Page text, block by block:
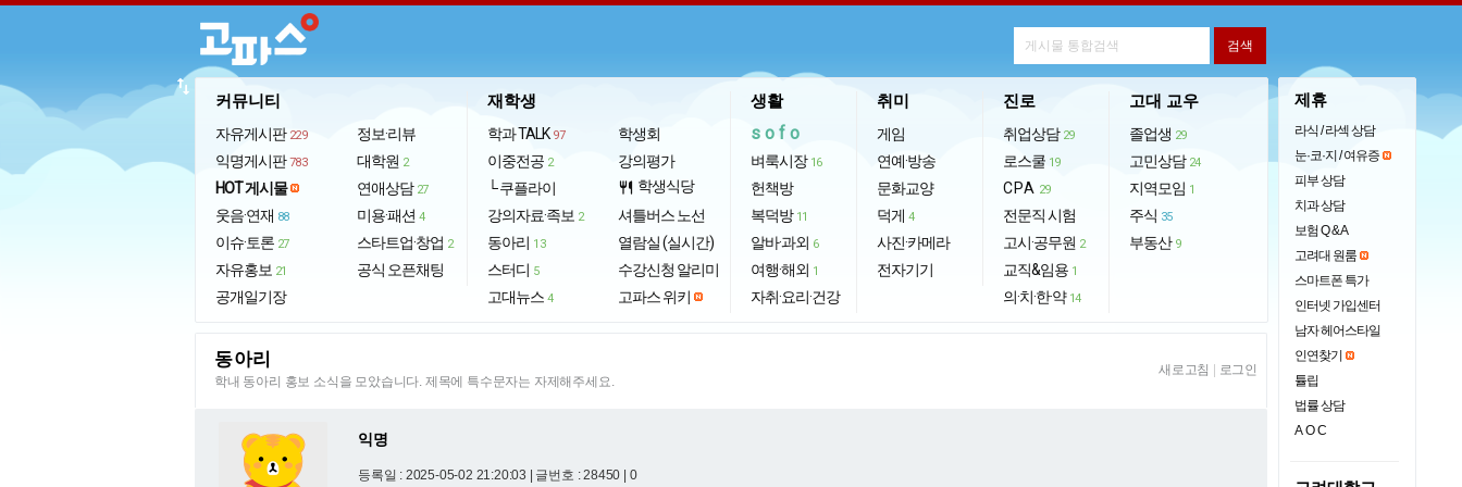
커뮤니티
자유게시판 229
익명게시판 783
HOT 게시물
웃음·연재 88
이슈·토론 27
자유홍보 21
공개일기장
정보·리뷰
대학원 2
연애상담 27
미용·패션 4
스타트업·창업 2
공식 오픈채팅
재학생
학과 TALK 97
이중전공 2
└ 쿠플라이
강의자료·족보 2
동아리 13
스터디 5
고대뉴스 4
학생회
강의평가
restaurant 학생식당
셔틀버스 노선
열람실 (실시간)
수강신청 알리미
고파스 위키
생활
sofo
벼룩시장 16
헌책방
복덕방 11
알바·과외 6
여행·해외 1
자취·요리·건강
취미
게임
연예·방송
문화교양
덕게 4
사진·카메라
전자기기
진로
취업상담 29
로스쿨 19
CPA 29
전문직 시험
고시·공무원 2
교직&임용 1
의·치·한·약 14
고대 교우
졸업생 29
고민상담 24
지역모임 1
주식 35
부동산 9
import_export
동아리
학내 동아리 홍보 소식을 모았습니다. 제목에 특수문자는 자제해주세요.
새로고침 로그인
익명
등록일 : 2025-05-02 21:20:03 | 글번호 : 28450 | 0
제휴
라식 / 라섹 상담
눈·코·지 / 여유증
피부 상담
치과 상담
보험 Q & A
고려대 원룸
스마트폰 특가
인터넷 가입센터
남자 헤어스타일
인연찾기
튤립
법률 상담
AOC